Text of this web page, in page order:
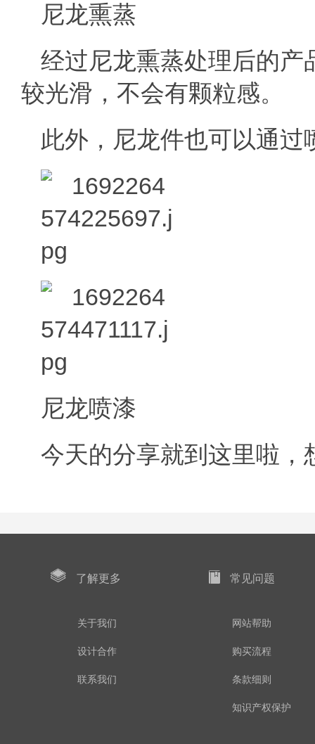
尼龙熏蒸
经过尼龙熏蒸处理后的产
较光滑，不会有颗粒感。
此外，尼龙件也可以通
尼龙喷漆
今天的分享就到这里啦
了解更多
关于我们
设计合作
联系我们
常见问题
网站帮助
购买流程
条款细则
知识产权保护